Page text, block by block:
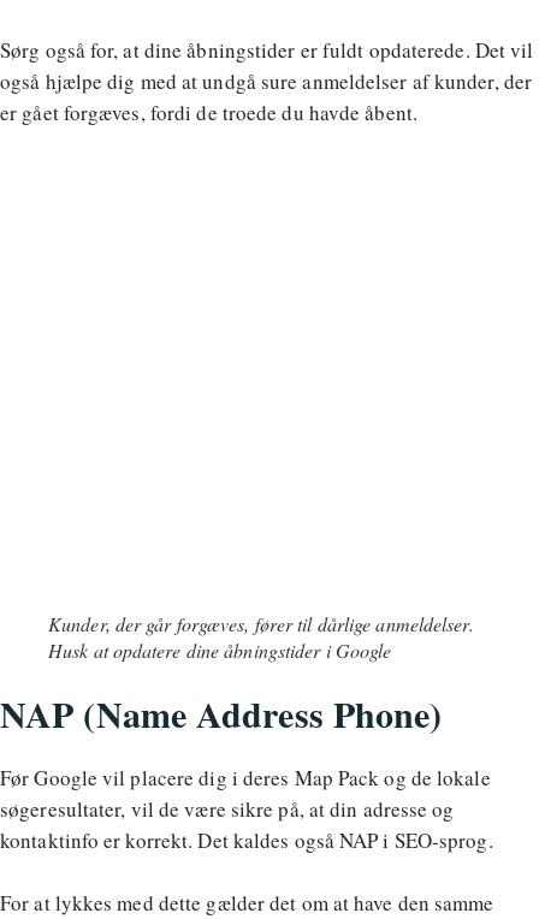
Sørg også for, at dine åbningstider er fuldt opdaterede. Det vil
også hjælpe dig med at undgå sure anmeldelser af kunder, der
er gået forgæves, fordi de troede du havde åbent.
Kunder, der går forgæves, fører til dårlige anmeldelser.
Husk at opdatere dine åbningstider i Google
NAP (Name Address Phone)
Før Google vil placere dig i deres Map Pack og de lokale
søgeresultater, vil de være sikre på, at din adresse og
kontaktinfo er korrekt. Det kaldes også NAP i SEO-sprog.
For at lykkes med dette gælder det om at have den samme